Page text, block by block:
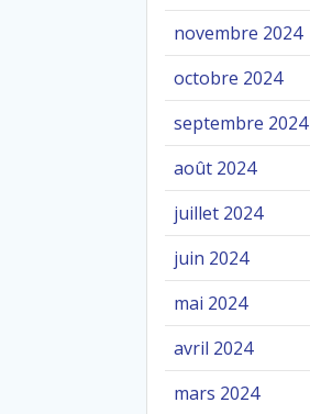
novembre 2024
octobre 2024
septembre 2024
août 2024
juillet 2024
juin 2024
mai 2024
avril 2024
mars 2024